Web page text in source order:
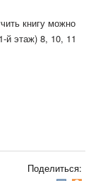
книгу можно
й этаж) 8, 10, 11
Поделиться: